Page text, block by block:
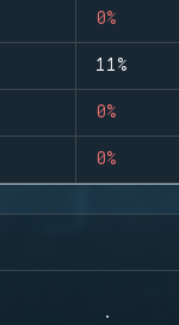
0%
11%
0%
0%